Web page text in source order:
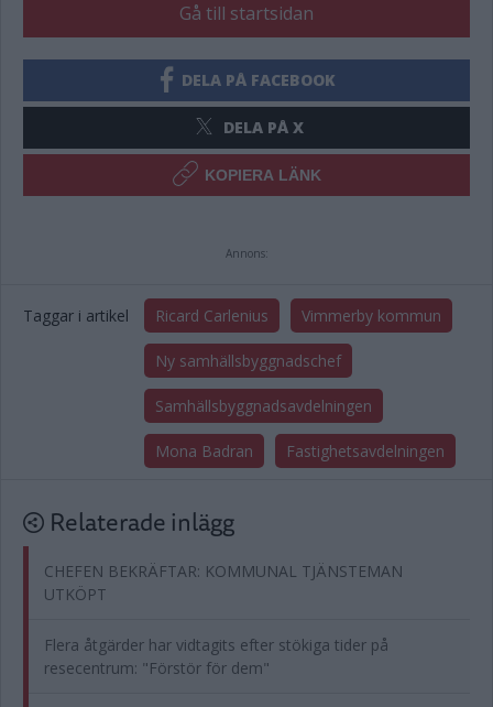
Gå till startsidan
DELA PÅ FACEBOOK
DELA PÅ X
KOPIERA LÄNK
Annons:
Taggar i artikel Ricard Carlenius Vimmerby kommun
Ny samhällsbyggnadschef
Samhällsbyggnadsavdelningen
Mona Badran Fastighetsavdelningen
Relaterade inlägg
CHEFEN BEKRÄFTAR: KOMMUNAL TJÄNSTEMAN
UTKÖPT
Flera åtgärder har vidtagits efter stökiga tider på
resecentrum: "Förstör för dem"